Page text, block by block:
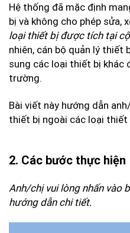
Hệ thống đã mặc định
bị và không cho phép sửa,
loại thiết bị được tích tại
nhiên, cán bộ quản lý thiết
sung các loại thiết bị khác
trường.
Bài viết này hướng dẫn
thiết bị ngoài các loại thiết
2. Các bước thực hiện
Anh/chị vui lòng nhấn vào
hướng dẫn chi tiết.